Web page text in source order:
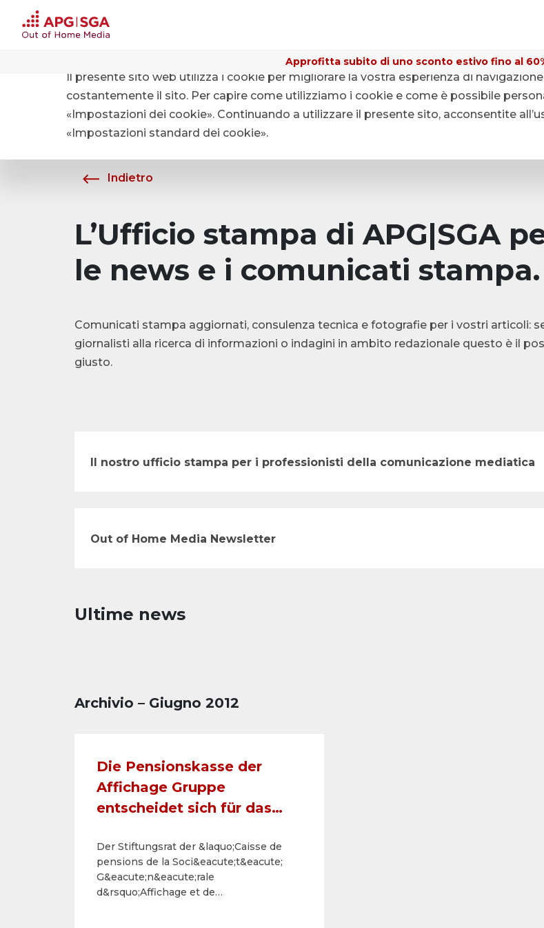
Approfitta subito di uno sconto estivo fino al
Chi siamo Media
Indietro
L’Ufficio stampa di APG|SGA
le news e i comunicati stampa.
Comunicati stampa aggiornati, consulenza tecnica e fotografie per i vostri articoli:
giornalisti alla ricerca di informazioni o indagini in ambito redazionale questo è il
giusto.
Il nostro ufficio stampa per i professionisti della comunicazione mediatica
Out of Home Media Newsletter
Ultime news
Archivio – Giugno 2012
Die Pensionskasse der
Affichage Gruppe
entscheidet sich für das
Der Stiftungsrat der &laquo;Caisse de
pensions de la Soci&eacute;t&eacute;
G&eacute;n&eacute;rale
d&rsquo;Affichage et de
Il presente sito web utilizza i cookie per migliorare la vostra esperienza di
costantemente il sito. Per capire come utilizziamo i cookie e come è possibile
«Impostazioni dei cookie». Continuando a utilizzare il presente sito, acconsentite
«Impostazioni standard dei cookie».